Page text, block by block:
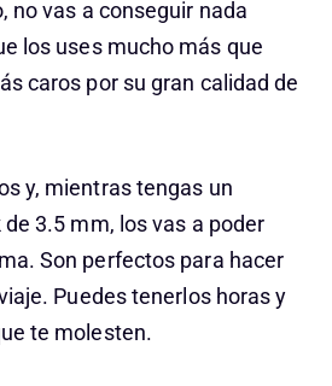
no vas a conseguir nada
los uses mucho más que
caros por su gran calidad de
y, mientras tengas un
3.5 mm, los vas a poder
Son perfectos para hacer
Puedes tenerlos horas y
te molesten.